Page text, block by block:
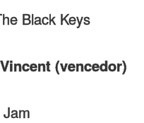
Black Keys
(vencedor)